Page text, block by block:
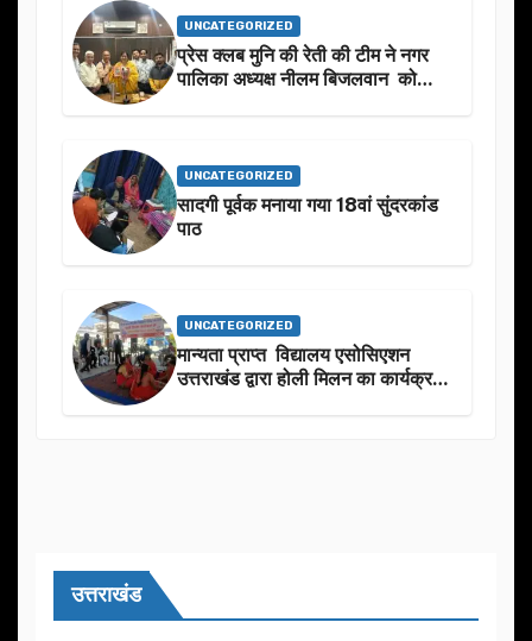
UNCATEGORIZED
प्रेस क्लब मुनि की रेती की टीम ने नगर
पालिका अध्यक्ष नीलम बिजलवान को
UNCATEGORIZED
सादगी पूर्वक मनाया गया 18वां सुंदरकांड
पाठ
UNCATEGORIZED
मान्यता प्राप्त विद्यालय एसोसिएशन
उत्तराखंड द्वारा होली मिलन का कार्यक्रम
उत्तराखंड